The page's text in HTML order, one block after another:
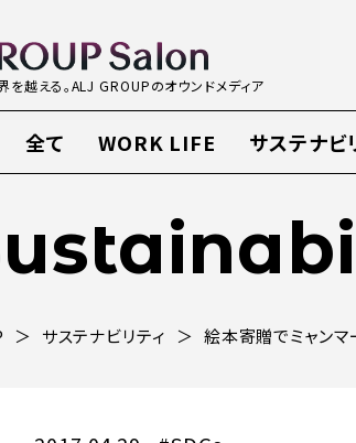
を越える。ALJ GROUPのオウンドメディア
全て WORK LIFE サステナビ
サステナビリティ 絵本寄贈でミャン